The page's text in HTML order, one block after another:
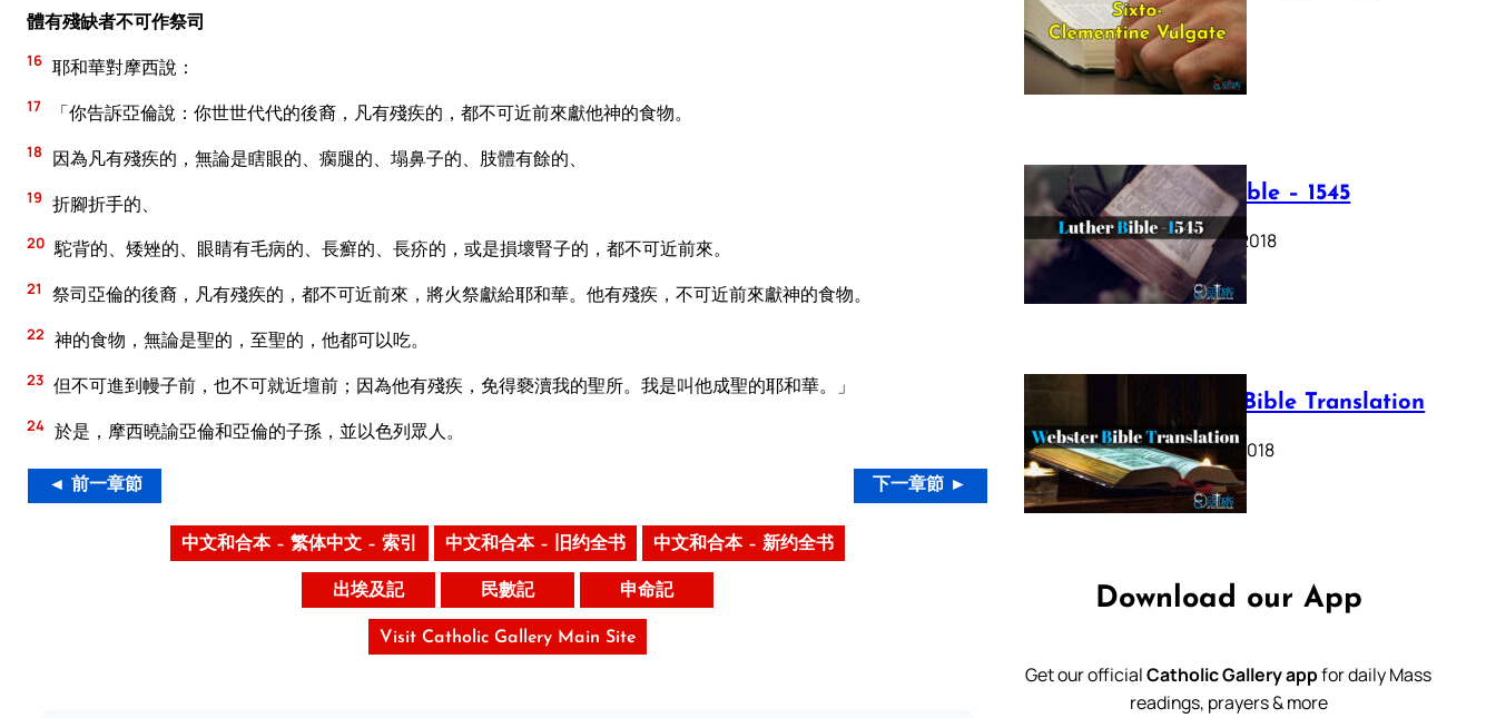
體有殘缺者不可作祭司
16 耶和華對摩西說：
17 「你告訴亞倫說：你世世代代的後裔，凡有殘疾的，都不可近前來獻他神的食物。
18 因為凡有殘疾的，無論是瞎眼的、瘸腿的、塌鼻子的、肢體有餘的、
19 折腳折手的、
20 駝背的、矮矬的、眼睛有毛病的、長癬的、長疥的，或是損壞腎子的，都不可近前來。
21 祭司亞倫的後裔，凡有殘疾的，都不可近前來，將火祭獻給耶和華。他有殘疾，不可近前來獻神的食物。
22 神的食物，無論是聖的，至聖的，他都可以吃。
23 但不可進到幔子前，也不可就近壇前；因為他有殘疾，免得褻瀆我的聖所。我是叫他成聖的耶和華。」
24 於是，摩西曉諭亞倫和亞倫的子孫，並以色列眾人。
◄ 前一章節 下一章節 ►
中文和合本 – 繁体中文 – 索引 中文和合本 – 旧约全书 中文和合本 – 新约全书
出埃及記 民數記 申命記
Visit Catholic Gallery Main Site
Vulgate
July 12, 2025
Luther Bible – 1545
October 17, 2018
Webster Bible Translation
October 11, 2018
Download our App
Get our officialCatholic Gallery appfor daily Mass
readings, prayers & more